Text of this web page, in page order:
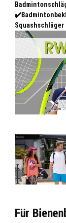
Squashschläger
Für